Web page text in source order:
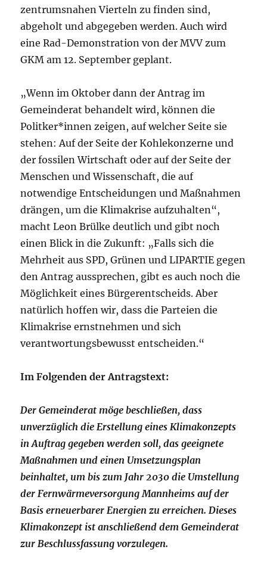
zentrumsnahen Vierteln zu finden sind,
abgeholt und abgegeben werden. Auch wird
eine Rad-Demonstration von der MVV zum
GKM am 12. September geplant.
„Wenn im Oktober dann der Antrag im
Gemeinderat behandelt wird, können die
Politker*innen zeigen, auf welcher Seite sie
stehen: Auf der Seite der Kohlekonzerne und
der fossilen Wirtschaft oder auf der Seite der
Menschen und Wissenschaft, die auf
notwendige Entscheidungen und Maßnahmen
drängen, um die Klimakrise aufzuhalten“,
macht Leon Brülke deutlich und gibt noch
einen Blick in die Zukunft: „Falls sich die
Mehrheit aus SPD, Grünen und LIPARTIE gegen
den Antrag aussprechen, gibt es auch noch die
Möglichkeit eines Bürgerentscheids. Aber
natürlich hoffen wir, dass die Parteien die
Klimakrise ernstnehmen und sich
verantwortungsbewusst entscheiden.“
Im Folgenden der Antragstext:
Der Gemeinderat möge beschließen, dass
unverzüglich die Erstellung eines Klimakonzepts
in Auftrag gegeben werden soll, das geeignete
Maßnahmen und einen Umsetzungsplan
beinhaltet, um bis zum Jahr 2030 die Umstellung
der Fernwärmeversorgung Mannheims auf der
Basis erneuerbarer Energien zu erreichen. Dieses
Klimakonzept ist anschließend dem Gemeinderat
zur Beschlussfassung vorzulegen.